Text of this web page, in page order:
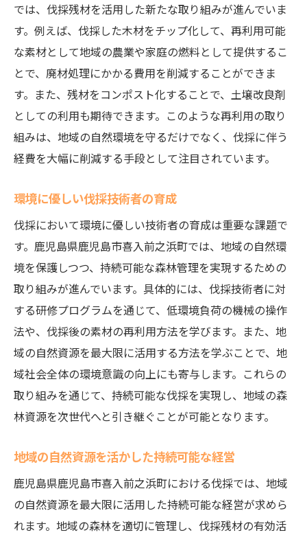
では、伐採残材を活用した新たな取り組みが進んでいま
す。例えば、伐採した木材をチップ化して、再利用可能
な素材として地域の農業や家庭の燃料として提供するこ
とで、廃材処理にかかる費用を削減することができま
す。また、残材をコンポスト化することで、土壌改良剤
としての利用も期待できます。このような再利用の取り
組みは、地域の自然環境を守るだけでなく、伐採に伴う
経費を大幅に削減する手段として注目されています。
環境に優しい伐採技術者の育成
伐採において環境に優しい技術者の育成は重要な課題で
す。鹿児島県鹿児島市喜入前之浜町では、地域の自然環
境を保護しつつ、持続可能な森林管理を実現するための
取り組みが進んでいます。具体的には、伐採技術者に対
する研修プログラムを通じて、低環境負荷の機械の操作
法や、伐採後の素材の再利用方法を学びます。また、地
域の自然資源を最大限に活用する方法を学ぶことで、地
域社会全体の環境意識の向上にも寄与します。これらの
取り組みを通じて、持続可能な伐採を実現し、地域の森
林資源を次世代へと引き継ぐことが可能となります。
地域の自然資源を活かした持続可能な経営
鹿児島県鹿児島市喜入前之浜町における伐採では、地域
の自然資源を最大限に活用した持続可能な経営が求めら
れます。地域の森林を適切に管理し、伐採残材の有効活